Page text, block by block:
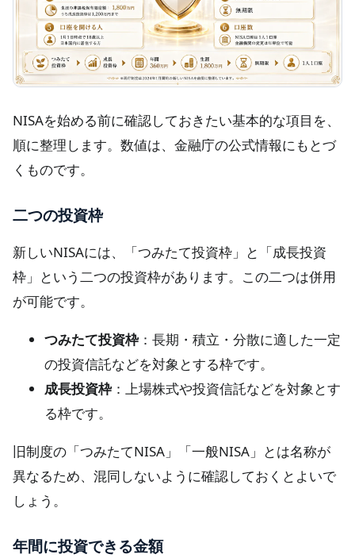
NISAを始める前に確認しておきたい基本的な項目を、
順に整理します。数値は、金融庁の公式情報にもとづ
くものです。
二つの投資枠
新しいNISAには、「つみたて投資枠」と「成長投資
枠」という二つの投資枠があります。この二つは併用
が可能です。
つみたて投資枠：長期・積立・分散に適した一定
の投資信託などを対象とする枠です。
成長投資枠：上場株式や投資信託などを対象とす
る枠です。
旧制度の「つみたてNISA」「一般NISA」とは名称が
異なるため、混同しないように確認しておくとよいで
しょう。
年間に投資できる金額